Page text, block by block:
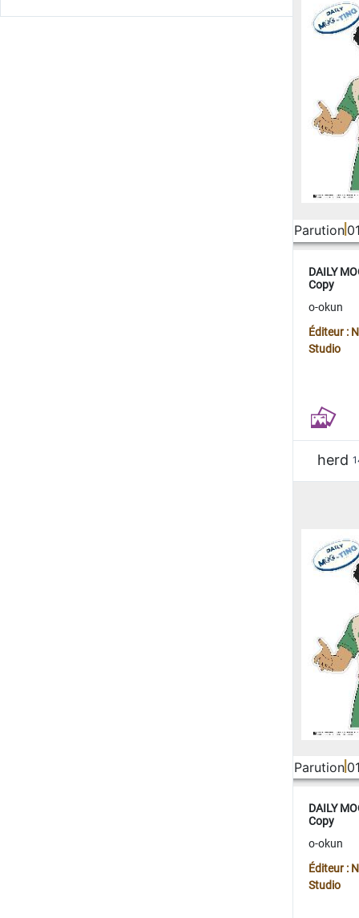
Parution
DAILY
Copy
o-okun
Éditeur :
Studio
herd
Parution
DAILY
Copy
o-okun
Éditeur :
Studio